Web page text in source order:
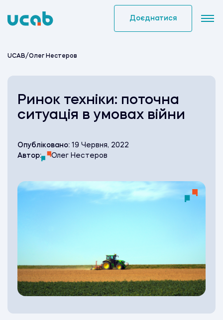
to
Доєднатися
UCAB/Олег Нестеров
Ринок техніки: поточна
ситуація в умовах війни
Опубліковано: 19 Червня, 2022
Автор:
Олег Нестеров